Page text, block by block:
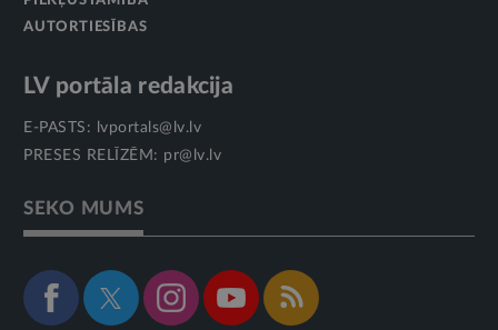
AUTORTIESĪBAS
LV portāla redakcija
E-PASTS:
lvportals@lv.lv
PRESES RELĪZĒM: pr@lv.lv
SEKO MUMS